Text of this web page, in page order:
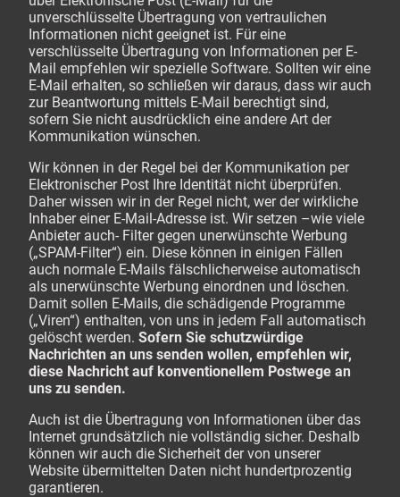
unverschlüsselte Übertragung von vertraulichen
Informationen nicht geeignet ist. Für eine
verschlüsselte Übertragung von Informationen per E-
Mail empfehlen wir spezielle Software. Sollten wir eine
E-Mail erhalten, so schließen wir daraus, dass wir auch
zur Beantwortung mittels E-Mail berechtigt sind,
sofern Sie nicht ausdrücklich eine andere Art der
Kommunikation wünschen.
Wir können in der Regel bei der Kommunikation per
Elektronischer Post Ihre Identität nicht überprüfen.
Daher wissen wir in der Regel nicht, wer der wirkliche
Inhaber einer E-Mail-Adresse ist. Wir setzen –wie viele
Anbieter auch- Filter gegen unerwünschte Werbung
(„SPAM-Filter“) ein. Diese können in einigen Fällen
auch normale E-Mails fälschlicherweise automatisch
als unerwünschte Werbung einordnen und löschen.
Damit sollen E-Mails, die schädigende Programme
(„Viren“) enthalten, von uns in jedem Fall automatisch
gelöscht werden. Sofern Sie schutzwürdige
Nachrichten an uns senden wollen, empfehlen wir,
diese Nachricht auf konventionellem Postwege an
uns zu senden.
Auch ist die Übertragung von Informationen über das
Internet grundsätzlich nie vollständig sicher. Deshalb
können wir auch die Sicherheit der von unserer
Website übermittelten Daten nicht hundertprozentig
garantieren.